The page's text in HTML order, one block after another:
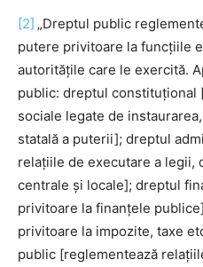
[2] „Dreptul public
putere privitoare la funcţiile
autorităţile care le exercită.
public: dreptul constituţional
sociale legate de
statală a puterii]; dreptul
relaţiile de executare a legii,
centrale şi locale]; dreptul
privitoare la finanţele
privitoare la impozite, taxe
public [reglementează